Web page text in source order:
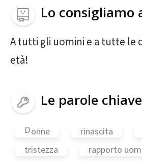
Lo consigliamo
A tutti gli uomini e a tutte le
età!
Le parole
Donne rinascita
tristezza
rapporto